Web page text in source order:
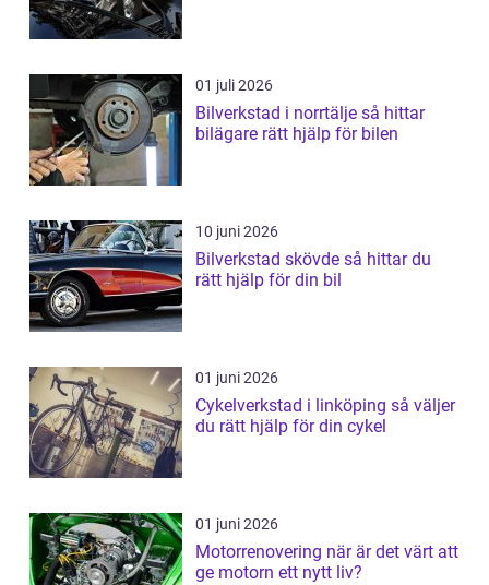
01 juli 2026
Bilverkstad i norrtälje så hittar
bilägare rätt hjälp för bilen
10 juni 2026
Bilverkstad skövde så hittar du
rätt hjälp för din bil
01 juni 2026
Cykelverkstad i linköping så väljer
du rätt hjälp för din cykel
01 juni 2026
Motorrenovering när är det värt att
ge motorn ett nytt liv?